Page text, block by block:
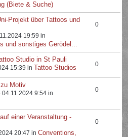
(Biete & Suche)
Projekt über Tattoos und
19:59 in
und sonstiges Gerödel...
0
Studio in St Pauli
15:39 in Tattoo-Studios 0
Motiv
04.11.2024 9:54 in 0
einer Veranstaltung -
20:47 inConventions,
0